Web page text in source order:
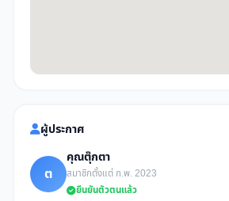
ผู้ประกาศ
ต
คุณตุ๊กตา
สมาชิกตั้งแต่ ก.พ. 2023
ยืนยันตัวตนแล้ว